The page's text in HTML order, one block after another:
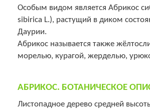
Особым видом является Абрикос
sibirica L.), растущий в диком
Даурии.
Абрикос называется также
морелью, курагой, жерделью,
АБРИКОС. БОТАНИЧЕСКОЕ
Листопадное дерево средней